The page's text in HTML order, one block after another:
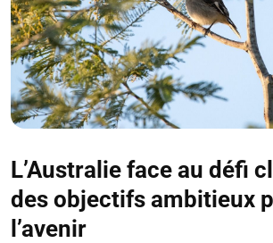
L’Australie face au défi
des objectifs ambitieux
l’avenir